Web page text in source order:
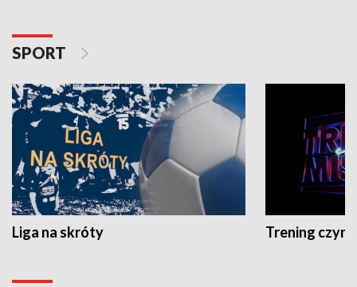
SPORT
Liga na skróty Trening czyni